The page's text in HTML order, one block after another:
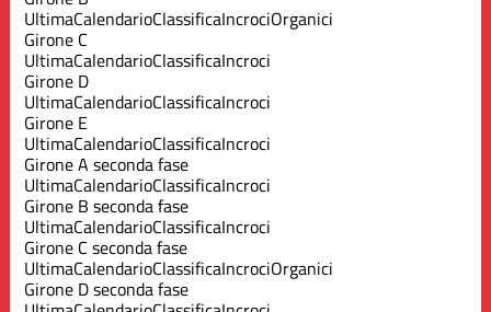
UltimaCalendarioClassificaIncrociOrganici
Girone C
UltimaCalendarioClassificaIncroci
Girone D
UltimaCalendarioClassificaIncroci
Girone E
UltimaCalendarioClassificaIncroci
Girone A seconda fase
UltimaCalendarioClassificaIncroci
Girone B seconda fase
UltimaCalendarioClassificaIncroci
Girone C seconda fase
UltimaCalendarioClassificaIncrociOrganici
Girone D seconda fase